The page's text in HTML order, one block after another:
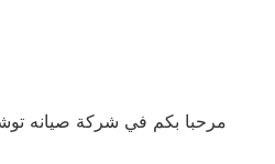
مرحبا بكم في شركة صيانه